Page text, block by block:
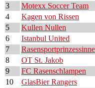
3
Motexx Soccer Team
4
Kagen von Rissen
5
Kullen Nullen
6
Istanbul United
7
8
OT St. Jakob
9
FC Rasenschlampen
10
GlasBier Rangers